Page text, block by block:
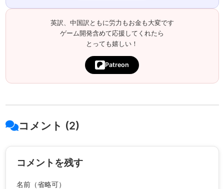
英訳、中国訳ともに労力もお金も大変です
ゲーム開発含めて応援してくれたら
とっても嬉しい！
Patreon
コメント (2)
コメントを残す
名前（省略可）